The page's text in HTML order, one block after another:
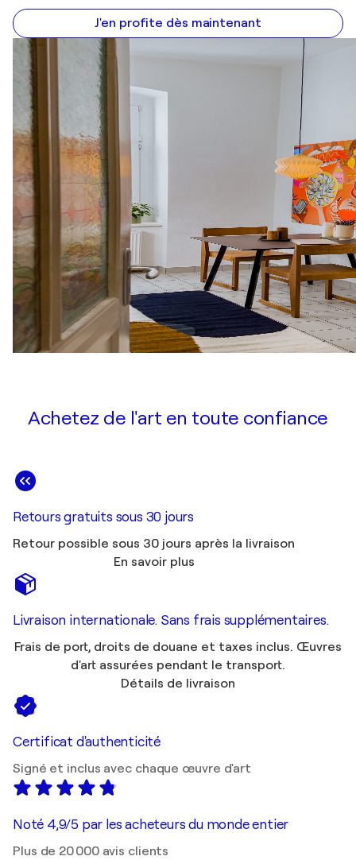
J'en profite dès maintenant
Achetez de l'art en toute confiance
Retours gratuits sous 30 jours
Retour possible sous 30 jours après la livraison
En savoir plus
Livraison internationale. Sans frais supplémentaires.
Frais de port, droits de douane et taxes inclus. Œuvres
d'art assurées pendant le transport.
Détails de livraison
Certificat d'authenticité
Signé et inclus avec chaque œuvre d'art
Noté 4,9/5 par les acheteurs du monde entier
Plus de 20 000 avis clients